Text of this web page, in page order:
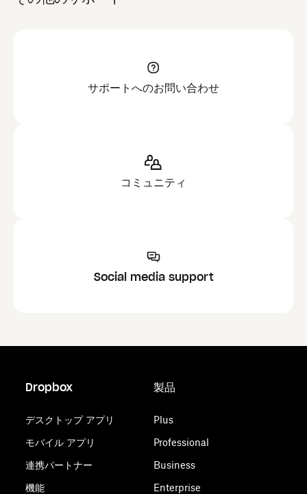
サポートへのお問い合わせ
コミュニティ
Social media support
Dropbox
デスクトップ アプリ
モバイル アプリ
連携パートナー
機能
製品
Plus
Professional
Business
Enterprise